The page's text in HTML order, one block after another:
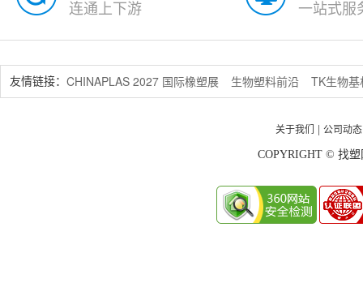
连通上下游
一站式服
友情链接： CHINAPLAS 2027 国际橡塑展 生物塑料前沿 TK生物
关于我们 公司动态
COPYRIGHT © 找塑